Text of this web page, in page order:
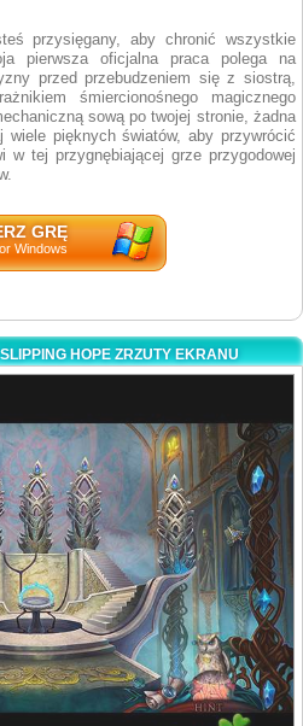
przysięgany, aby chronić wszystkie
pierwsza oficjalna praca polega na
przed przebudzeniem się z siostrą,
śmiercionośnego magicznego
sową po twojej stronie, żadna
pięknych światów, aby przywrócić
w tej przygnębiającej grze przygodowej
GRĘ
Windows
HOPE ZRZUTY EKRANU